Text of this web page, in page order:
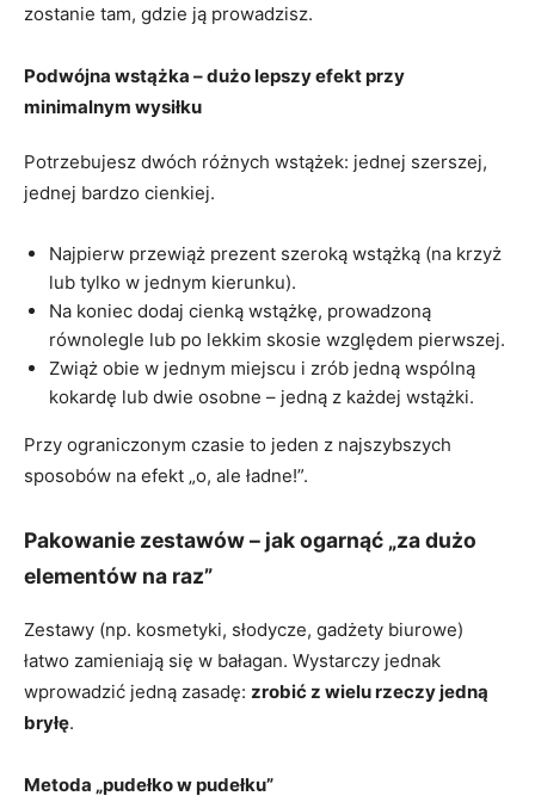
zostanie tam, gdzie ją prowadzisz.
Podwójna wstążka – dużo lepszy efekt przy
minimalnym wysiłku
Potrzebujesz dwóch różnych wstążek: jednej szerszej,
jednej bardzo cienkiej.
Najpierw przewiąż prezent szeroką wstążką (na krzyż
lub tylko w jednym kierunku).
Na koniec dodaj cienką wstążkę, prowadzoną
równolegle lub po lekkim skosie względem pierwszej.
Zwiąż obie w jednym miejscu i zrób jedną wspólną
kokardę lub dwie osobne – jedną z każdej wstążki.
Przy ograniczonym czasie to jeden z najszybszych
sposobów na efekt „o, ale ładne!”.
Pakowanie zestawów – jak ogarnąć „za dużo
elementów na raz”
Zestawy (np. kosmetyki, słodycze, gadżety biurowe)
łatwo zamieniają się w bałagan. Wystarczy jednak
wprowadzić jedną zasadę: zrobić z wielu rzeczy jedną
bryłę.
Metoda „pudełko w pudełku”